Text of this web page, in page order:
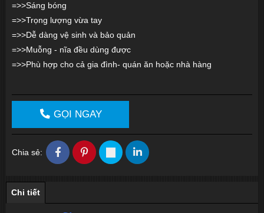
=>>Sáng bóng
=>>Trọng lượng vừa tay
=>>Dễ dàng vệ sinh và bảo quản
=>>Muỗng - nĩa đều dùng được
=>>Phù hợp cho cả gia đình- quán ăn hoặc nhà hàng
GỌI NGAY
Chia sẻ:
Chi tiết